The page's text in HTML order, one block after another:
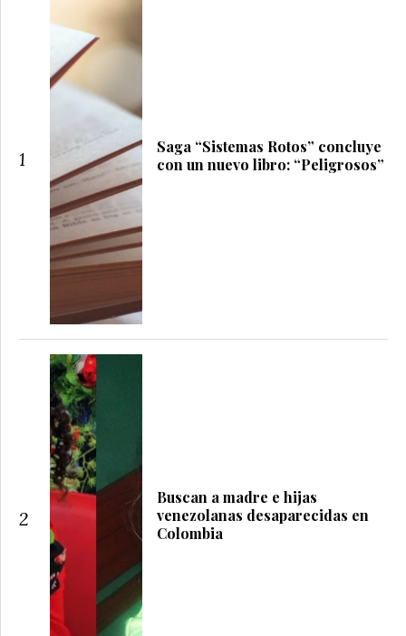
1
Saga “Sistemas Rotos” concluye
con un nuevo libro: “Peligrosos”
2
Buscan a madre e hijas
venezolanas desaparecidas en
Colombia